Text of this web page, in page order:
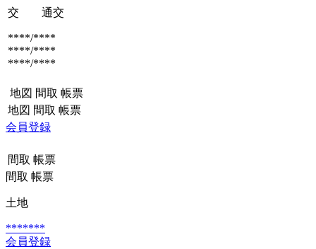
交 通交
****/****
****/****
****/****
地図 間取 帳票
地図 間取 帳票
会員登録
間取 帳票
間取 帳票
土地
*******
会員登録